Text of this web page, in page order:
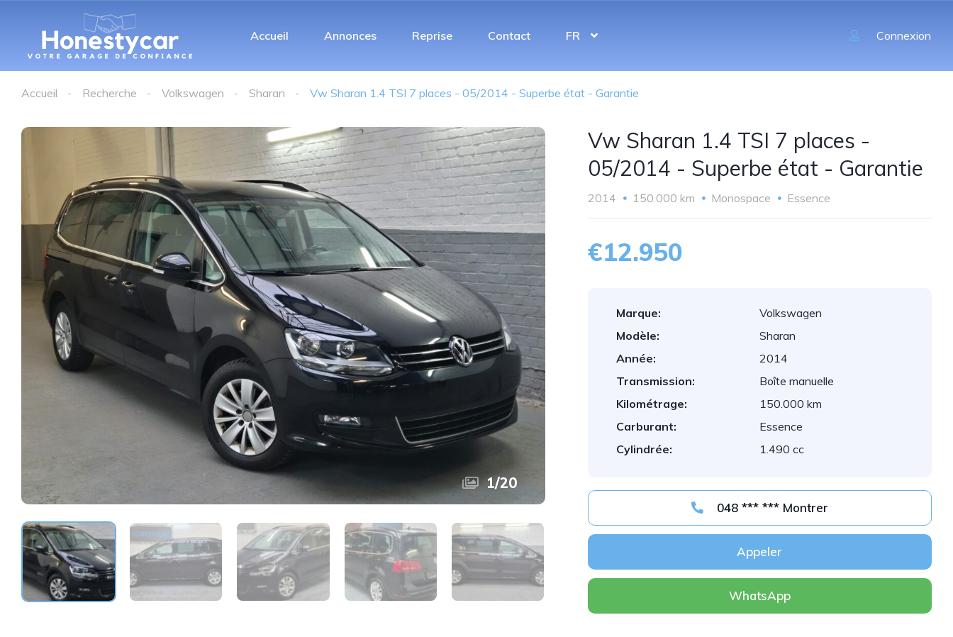
Accueil Annonces Reprise Contact FR Connexion
Accueil Recherche Volkswagen Sharan Vw Sharan 1.4 TSI 7 places - 05/2014 - Superbe état - Garantie
1/20
Vw Sharan 1.4 TSI 7 places -
05/2014 - Superbe état - Garantie
2014 150.000 km Monospace Essence
€12.950
Marque:
Volkswagen
Modèle:
Sharan
Année:
2014
Transmission:
Boîte manuelle
Kilométrage:
150.000 km
Carburant:
Essence
Cylindrée:
1.490 cc
048 *** *** Montrer
Appeler
WhatsApp